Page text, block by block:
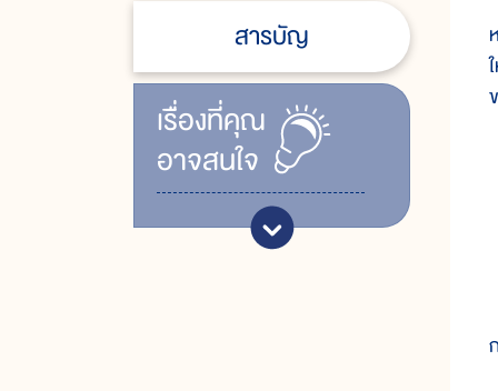
สารบัญ
เรื่ิองที่คุณ
อาจสนใจ